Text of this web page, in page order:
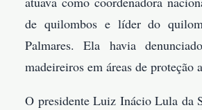
de quilombos e líder do
Palmares. Ela havia
madeireiros em áreas de proteção
O presidente Luiz Inácio Lula da